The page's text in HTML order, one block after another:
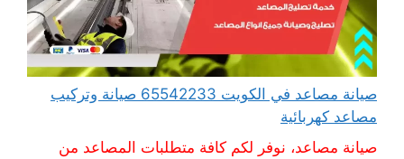
صيانة مصاعد في الكويت 65542233 صيانة وتركيب
مصاعد كهربائية
صيانة مصاعد، نوفر لكم كافة متطلبات المصاعد من